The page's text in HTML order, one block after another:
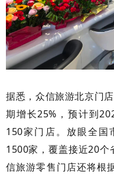
据悉，众信旅游北京门
期增长25%，预计到
150家门店。放眼全国
1500家，覆盖接近20个
信旅游零售门店还将根